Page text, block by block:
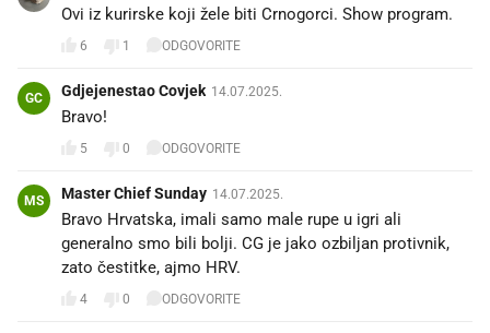
Ovi iz kurirske koji žele biti Crnogorci. Show program.
6 1 ODGOVORITE
GC Gdjejenestao Covjek 14.07.2025.
Bravo!
5 0 ODGOVORITE
MS Master Chief Sunday 14.07.2025.
Bravo Hrvatska, imali samo male rupe u igri ali
generalno smo bili bolji. CG je jako ozbiljan protivnik,
zato čestitke, ajmo HRV.
4 0 ODGOVORITE